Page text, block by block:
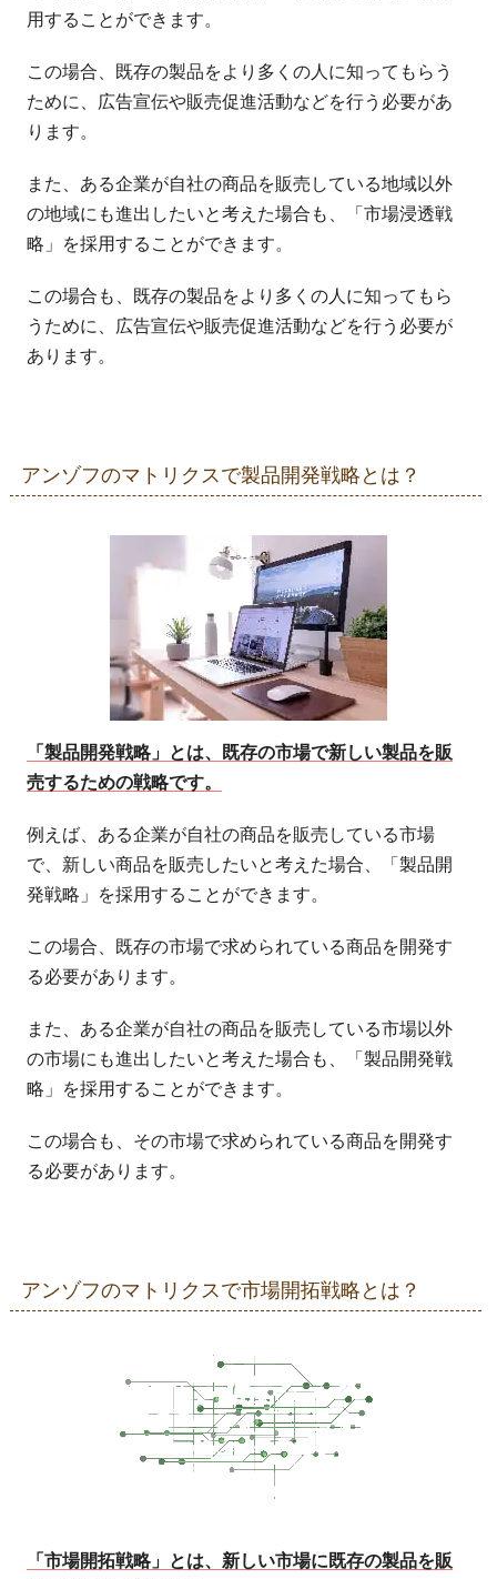
用することができます。
この場合、既存の製品をより多くの人に知ってもらう
ために、広告宣伝や販売促進活動などを行う必要があ
ります。
また、ある企業が自社の商品を販売している地域以外
の地域にも進出したいと考えた場合も、「市場浸透戦
略」を採用することができます。
この場合も、既存の製品をより多くの人に知ってもら
うために、広告宣伝や販売促進活動などを行う必要が
あります。
アンゾフのマトリクスで製品開発戦略とは？
「製品開発戦略」とは、既存の市場で新しい製品を販
売するための戦略です。
例えば、ある企業が自社の商品を販売している市場
で、新しい商品を販売したいと考えた場合、「製品開
発戦略」を採用することができます。
この場合、既存の市場で求められている商品を開発す
る必要があります。
また、ある企業が自社の商品を販売している市場以外
の市場にも進出したいと考えた場合も、「製品開発戦
略」を採用することができます。
この場合も、その市場で求められている商品を開発す
る必要があります。
アンゾフのマトリクスで市場開拓戦略とは？
「市場開拓戦略」とは、新しい市場に既存の製品を販